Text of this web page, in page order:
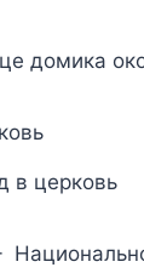
домика
в церковь